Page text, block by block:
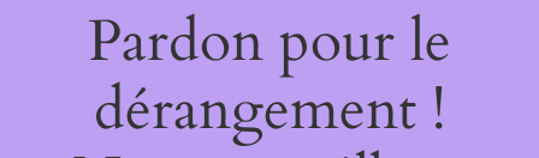
Pardon pour le
dérangement !